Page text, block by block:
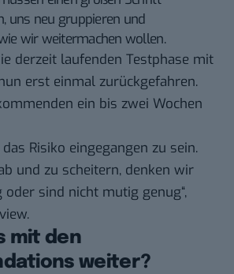
uns neu gruppieren und
wir weitermachen wollen.
derzeit laufenden Testphase mit
erst einmal zurückgefahren.
ein bis zwei Wochen
Risiko eingegangen zu sein.
und zu scheitern, denken wir
sind nicht mutig genug“,
mit den
weiter?